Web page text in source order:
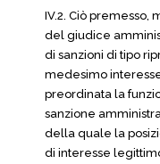
IV.2. Ciò premesso,
del giudice
di sanzioni di tipo
medesimo
preordinata la
sanzione
della quale la
di interesse